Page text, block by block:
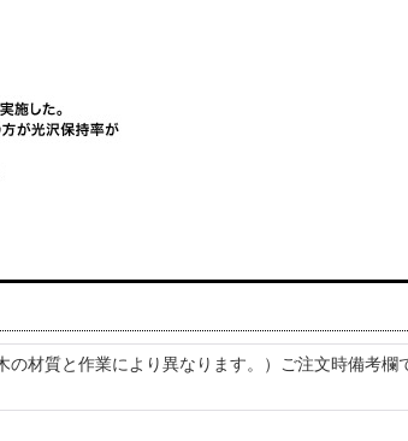
材質と作業により異なります。）ご注文時備考